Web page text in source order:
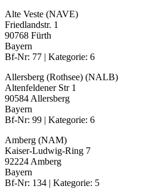
Alte Veste (NAVE)
Friedlandstr. 1
90768 Fürth
Bayern
Bf-Nr: 77 | Kategorie: 6
Allersberg (Rothsee) (NALB)
Altenfeldener Str 1
90584 Allersberg
Bayern
Bf-Nr: 99 | Kategorie: 6
Amberg (NAM)
Kaiser-Ludwig-Ring 7
92224 Amberg
Bayern
Bf-Nr: 134 | Kategorie: 5